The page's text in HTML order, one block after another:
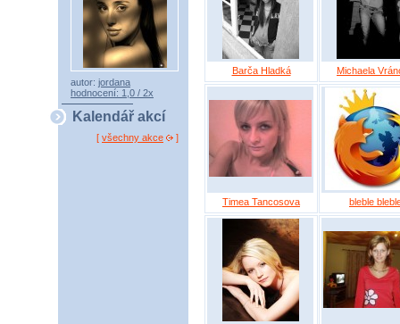
autor: jordana
hodnocení: 1,0 / 2x
Kalendář akcí
[ všechny akce ]
Barča Hladká Michaela
Timea Tancosova bleble